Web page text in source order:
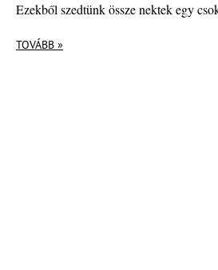
Ezekből szedtünk össze nektek egy
TOVÁBB »